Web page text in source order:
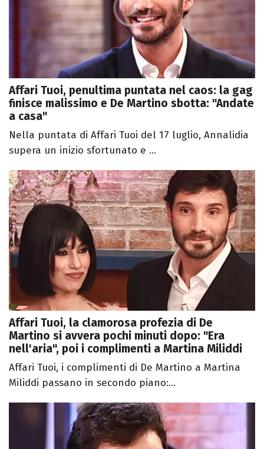
Affari Tuoi, penultima puntata nel caos: la gag
finisce malissimo e De Martino sbotta: "Andate
a casa"
Nella puntata di Affari Tuoi del 17 luglio, Annalidia
supera un inizio sfortunato e ...
Affari Tuoi, la clamorosa profezia di De
Martino si avvera pochi minuti dopo: "Era
nell'aria", poi i complimenti a Martina Miliddi
Affari Tuoi, i complimenti di De Martino a Martina
Miliddi passano in secondo piano:...